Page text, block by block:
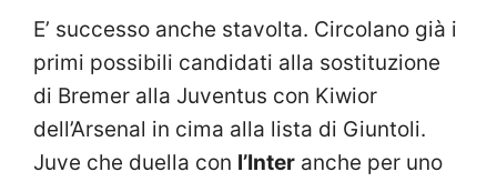
E’ successo anche stavolta. Circolano già i
primi possibili candidati alla sostituzione
di Bremer alla Juventus con Kiwior
dell’Arsenal in cima alla lista di Giuntoli.
Juve che duella con l’Inter anche per uno